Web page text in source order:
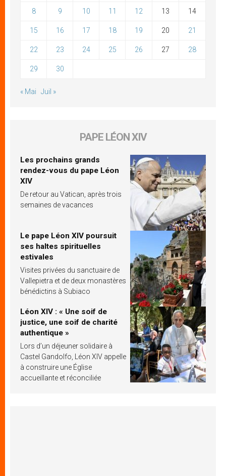
8 9 10 11 12 13 14
15 16 17 18 19 20 21
22 23 24 25 26 27 28
29 30
« Mai Juil »
PAPE LÉON XIV
Les prochains grands
rendez-vous du pape Léon
XIV
De retour au Vatican, après trois
semaines de vacances
Le pape Léon XIV poursuit
ses haltes spirituelles
estivales
Visites privées du sanctuaire de
Vallepietra et de deux monastères
bénédictins à Subiaco
Léon XIV : « Une soif de
justice, une soif de charité
authentique »
Lors d’un déjeuner solidaire à
Castel Gandolfo, Léon XIV appelle
à construire une Église
accueillante et réconciliée